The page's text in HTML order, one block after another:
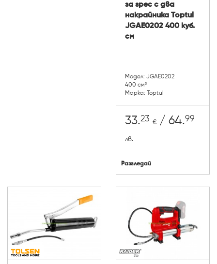
за грес с два
накрайника Toptul
JGAE0202 400 куб.
см
Модел: JGAE0202
400 см³
Марка: Toptul
33.23 € / 64.99
лв.
Разгледай